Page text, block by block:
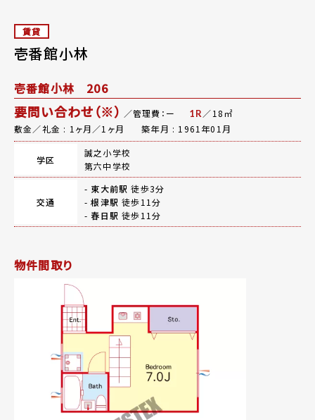
賃貸
壱番館小林
壱番館小林 206
要問い合わせ（※） ／管理費：ー 1R／18㎡
敷金／礼金 : 1ヶ月／1ヶ月
築年月 : 1961年01月
学区
誠之小学校
第六中学校
交通
- 東大前駅 徒歩3分
-根津駅 徒歩11分
- 春日駅 徒歩11分
物件間取り